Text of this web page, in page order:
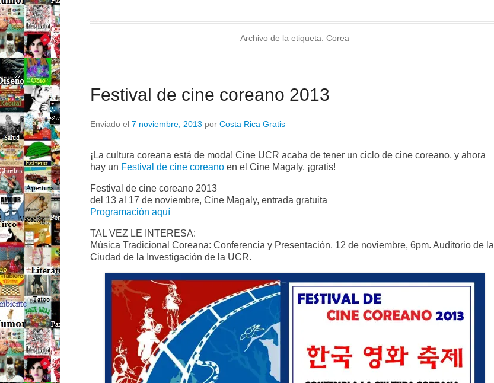
Archivo de la etiqueta: Corea
Festival de cine coreano 2013
Enviado el 7 noviembre, 2013 por Costa Rica Gratis
¡La cultura coreana está de moda! Cine UCR acaba de tener un ciclo de cine coreano, y ahora
hay un Festival de cine coreano en el Cine Magaly, ¡gratis!
Festival de cine coreano 2013
del 13 al 17 de noviembre, Cine Magaly, entrada gratuita
Programación aquí
TAL VEZ LE INTERESA:
Música Tradicional Coreana: Conferencia y Presentación. 12 de noviembre, 6pm. Auditorio de la
Ciudad de la Investigación de la UCR.